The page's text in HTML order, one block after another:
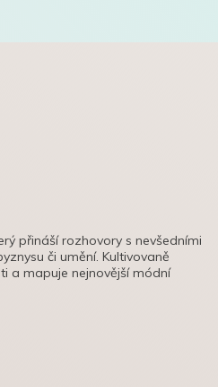
přináší rozhovory s nevšedními
či umění. Kultivovaně
a mapuje nejnovější módní